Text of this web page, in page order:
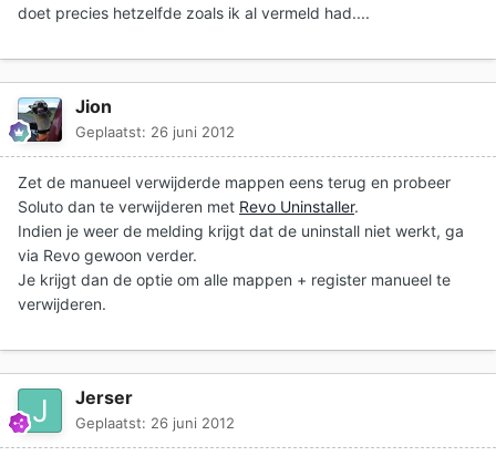
doet precies hetzelfde zoals ik al vermeld had....
Jion
Geplaatst: 26 juni 2012
Zet de manueel verwijderde mappen eens terug en probeer
Soluto dan te verwijderen met Revo Uninstaller.
Indien je weer de melding krijgt dat de uninstall niet werkt, ga
via Revo gewoon verder.
Je krijgt dan de optie om alle mappen + register manueel te
verwijderen.
Jerser
Geplaatst: 26 juni 2012